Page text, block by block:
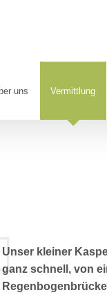
uns Vermittlung
Unser kleiner
ganz schnell, von